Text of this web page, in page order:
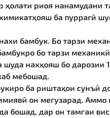
ҳолати риоя
ба пуррагӣ
бамбук. Бо тарзи
бо тарзи
шуда нахҳояш бо
мебошад.
ба риштаҳои сунъӣ
он мегузарад.
бошад, дар он тамғаи